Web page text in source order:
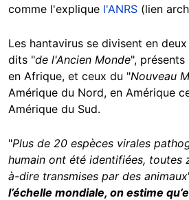
comme l'explique l'ANRS (lien
Les hantavirus se divisent en
dits "de l'Ancien Monde", présents
en Afrique, et ceux du "Nouveau
Amérique du Nord, en Amérique
Amérique du Sud.
"Plus de 20 espèces virales
humain ont été identifiées, toutes
à-dire transmises par des animaux
l’échelle mondiale, on estime